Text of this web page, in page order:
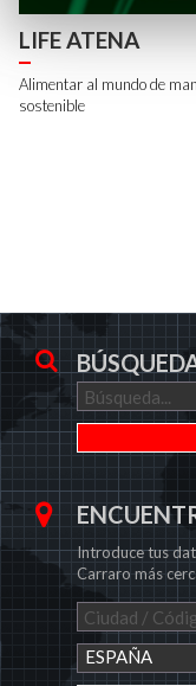
LIFE ATENA
Alimentar al mundo de
sostenible
Introduce tus
Carraro más
ESPAÑA